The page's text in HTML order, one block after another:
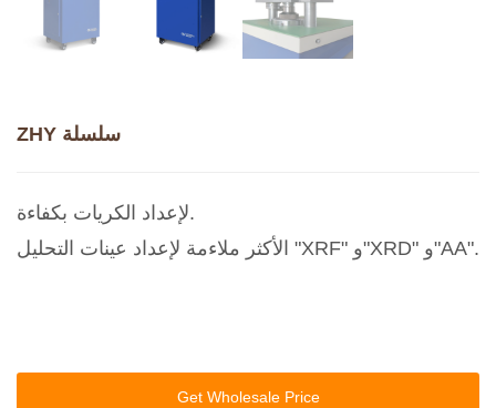
ZHY سلسلة
لإعداد الكريات بكفاءة.
الأكثر ملاءمة لإعداد عينات التحليل "XRF" و"XRD" و"AA".
Get Wholesale Price